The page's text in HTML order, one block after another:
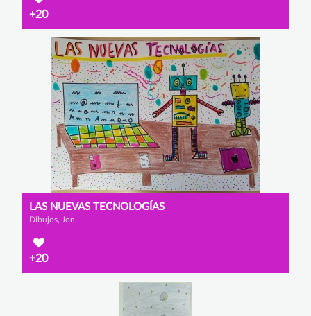
+20
LAS NUEVAS TECNOLOGÍAS
Dibujos, Jon
+20